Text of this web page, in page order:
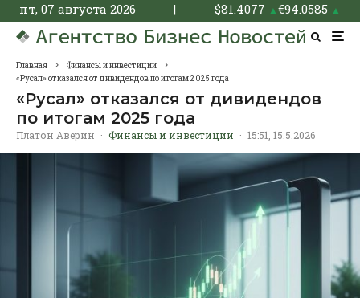
пт, 07 августа 2026 | $81.4077 ▲€94.0585 ▲
Главная
Финансы и инвестиции
«Русал» отказался от дивидендов по итогам 2025 года
«Русал» отказался от дивидендов
по итогам 2025 года
Платон Аверин · Финансы и инвестиции · 15:51, 15.5.2026